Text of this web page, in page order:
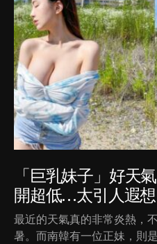
「巨乳妹子」好天
開超低…太引人遐想
最近的天氣真的非常炎熱，
暑。而南韓有一位正妹，則